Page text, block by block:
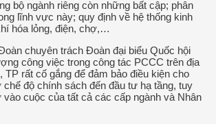
bộ ngành riêng còn những bất cập; phân
lĩnh vực này; quy định về hệ thống kinh
hóa lỏng, điện, chợ,…
chuyên trách Đoàn đại biểu Quốc hội
công việc trong công tác PCCC trên địa
TP rất cố gắng để đảm bảo điều kiện cho
độ chính sách đến đầu tư hạ tầng, tuy
vào cuộc của tất cả các cấp ngành và Nhân